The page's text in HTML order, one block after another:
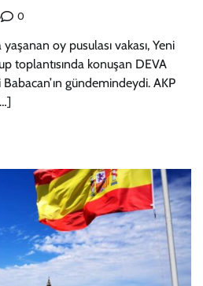
0
oy pusulası vakası, Yeni
toplantısında konuşan DEVA
gündemindeydi. AKP